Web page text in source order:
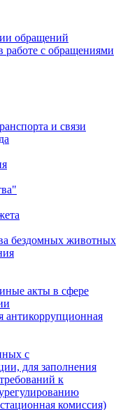
обращений
работе с обращениями
и связи
бездомных животных
акты в сфере
антикоррупционная
с
для заполнения
к
комиссия)